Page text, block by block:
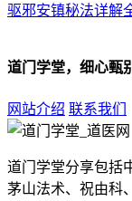
驱邪安镇秘法详解
道门学堂，细心甄
网站介绍 联系我们
道门学堂分享包括
茅山法术、祝由科